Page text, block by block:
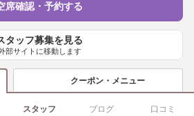
席確認・予約する
タッフ募集を見る
部サイトに移動します
クーポン・メニュー
スタッフ ブログ 口コミ